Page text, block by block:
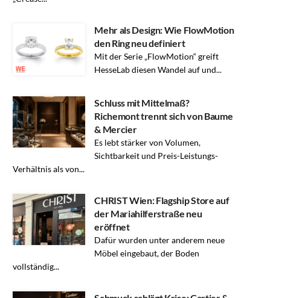
Mehr als Design: Wie FlowMotion
den Ring neu definiert
Mit der Serie „FlowMotion“ greift
HesseLab diesen Wandel auf und...
Schluss mit Mittelmaß?
Richemont trennt sich von Baume
& Mercier
Es lebt stärker von Volumen,
Sichtbarkeit und Preis-Leistungs-
Verhältnis als von...
CHRIST Wien: Flagship Store auf
der Mariahilferstraße neu
eröffnet
Dafür wurden unter anderem neue
Möbel eingebaut, der Boden
vollständig...